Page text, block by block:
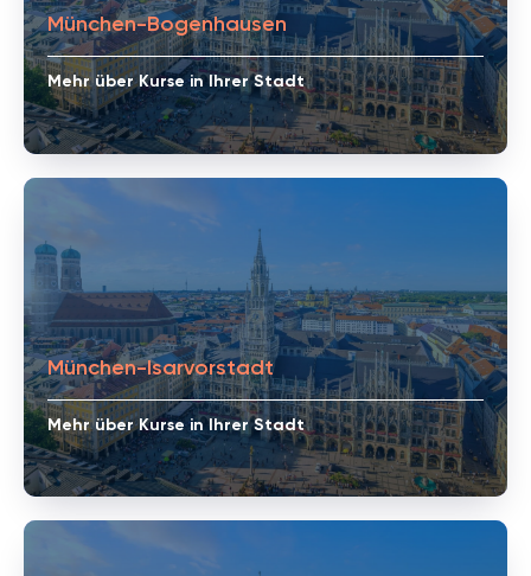
München-Bogenhausen
Mehr über Kurse in Ihrer Stadt
München-Isarvorstadt
Mehr über Kurse in Ihrer Stadt